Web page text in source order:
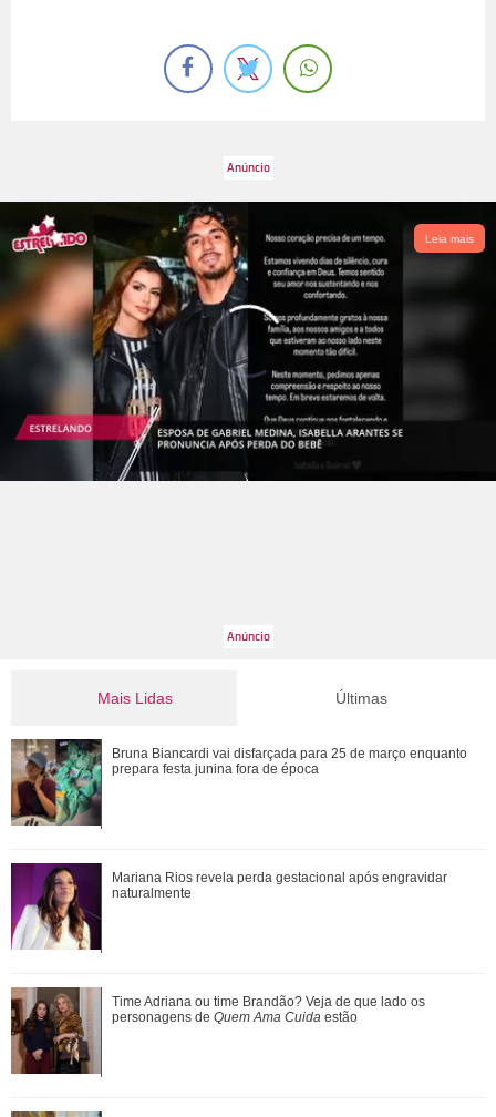
Leia mais
Mais Lidas
Verdadeiras xérox! Confira mães e filhas famosas que são
super parecidas
Mariana Rios revela perda gestacional após engravidar
naturalmente
Ele cresceu! Veja evolução de Marcelo Sangalo, filho de
Ivete Sangalo e Daniel Cady
Últimas
Bruna Biancardi vai disfarçada para 25 de março enquanto
prepara festa junina fora de época
Mariana Rios revela perda gestacional após engravidar
naturalmente
Time Adriana ou time Brandão? Veja de que lado os
personagens de Quem Ama Cuida estão